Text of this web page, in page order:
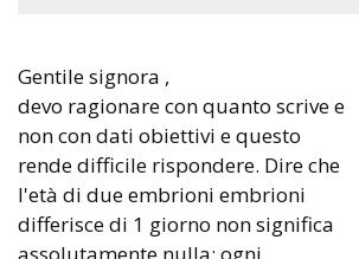
Gentile signora ,
devo ragionare con quanto scrive e
non con dati obiettivi e questo
rende difficile rispondere. Dire che
l'età di due embrioni embrioni
differisce di 1 giorno non significa